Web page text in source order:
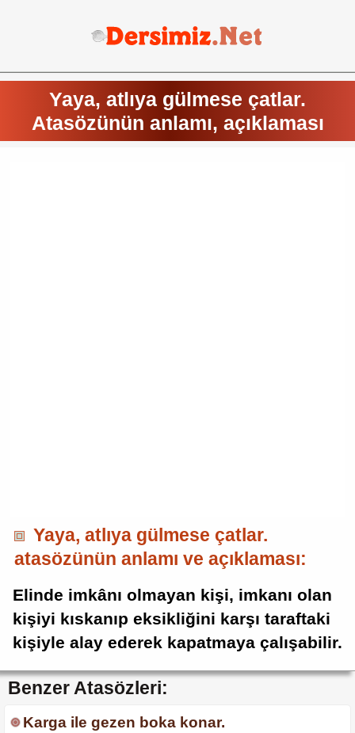
Yaya, atlıya gülmese çatlar.
Atasözünün anlamı, açıklaması
Yaya, atlıya gülmese çatlar.
atasözünün anlamı ve açıklaması:
Elinde imkânı olmayan kişi, imkanı olan
kişiyi kıskanıp eksikliğini karşı taraftaki
kişiyle alay ederek kapatmaya çalışabilir.
Benzer Atasözleri:
Karga ile gezen boka konar.